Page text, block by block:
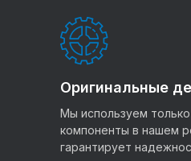
Оригинальные
Мы используем
компоненты в нашем
гарантирует